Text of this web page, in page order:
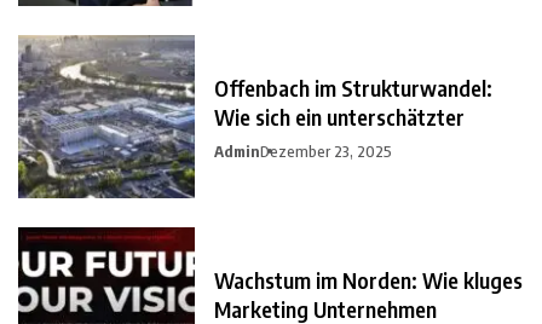
Offenbach im Strukturwandel:
Wie sich ein unterschätzter
AdminDezember 23, 2025
Wachstum im Norden: Wie kluges
Marketing Unternehmen